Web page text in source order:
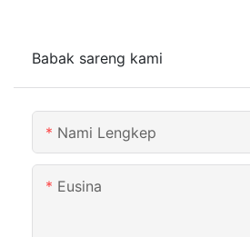
Babak sareng kami
Nami Lengkep
Eusina